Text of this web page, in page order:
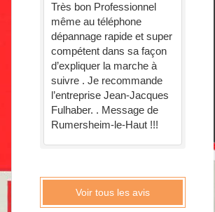
Très bon Professionnel
même au téléphone
dépannage rapide et super
compétent dans sa façon
d’expliquer la marche à
suivre . Je recommande
l’entreprise Jean-Jacques
Fulhaber. . Message de
Rumersheim-le-Haut !!!
Voir tous les avis